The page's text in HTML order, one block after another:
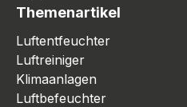
Themenartikel
Luftentfeuchter
Luftreiniger
Klimaanlagen
Luftbefeuchter